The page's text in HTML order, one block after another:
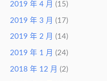
2019 年 4 月 (15)
2019 年 3 月 (17)
2019 年 2 月 (14)
2019 年 1 月 (24)
2018 年 12 月 (2)